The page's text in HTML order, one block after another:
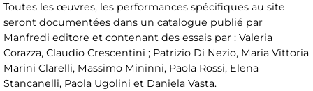
Toutes les œuvres, les performances spécifiques au site
seront documentées dans un catalogue publié par
Manfredi editore et contenant des essais par : Valeria
Corazza, Claudio Crescentini ; Patrizio Di Nezio, Maria Vittoria
Marini Clarelli, Massimo Mininni, Paola Rossi, Elena
Stancanelli, Paola Ugolini et Daniela Vasta.